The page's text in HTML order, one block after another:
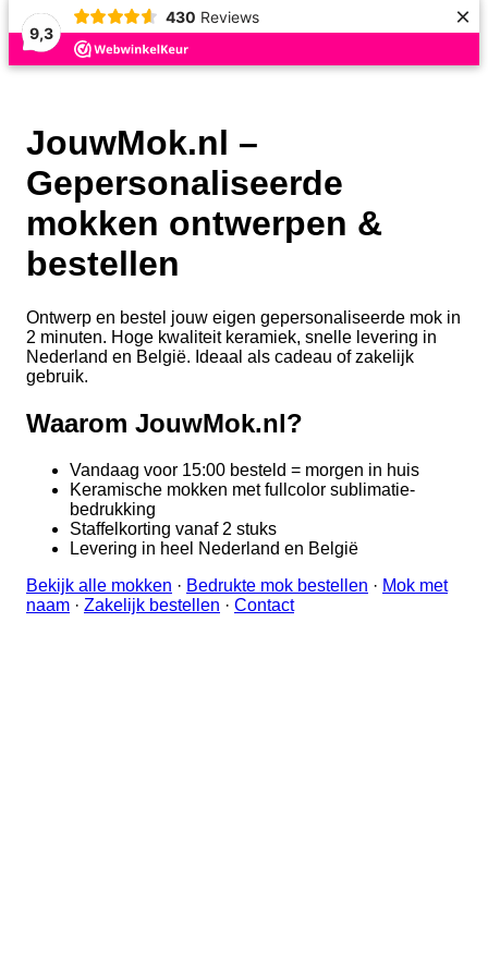
9,3
430 Reviews ×
JouwMok.nl –
Gepersonaliseerde
mokken ontwerpen &
bestellen
Ontwerp en bestel jouw eigen gepersonaliseerde mok in
2 minuten. Hoge kwaliteit keramiek, snelle levering in
Nederland en België. Ideaal als cadeau of zakelijk
gebruik.
Waarom JouwMok.nl?
Vandaag voor 15:00 besteld = morgen in huis
Keramische mokken met fullcolor sublimatie-
bedrukking
Staffelkorting vanaf 2 stuks
Levering in heel Nederland en België
Bekijk alle mokken · Bedrukte mok bestellen · Mok met
naam · Zakelijk bestellen · Contact